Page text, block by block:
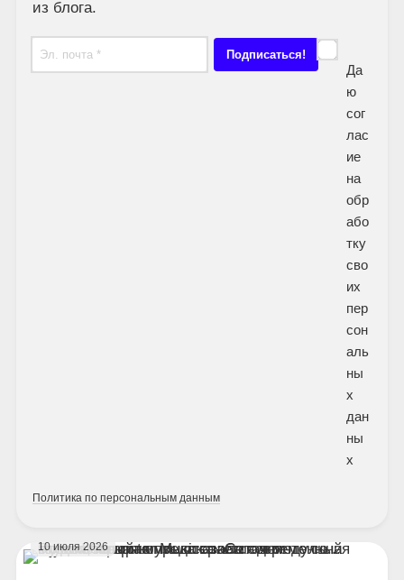
из блога.
Да
ю
сог
лас
ие
на
обр
або
тку
сво
их
пер
сон
аль
ны
х
дан
ны
х
Политика по персональным данным
10 июля 2026